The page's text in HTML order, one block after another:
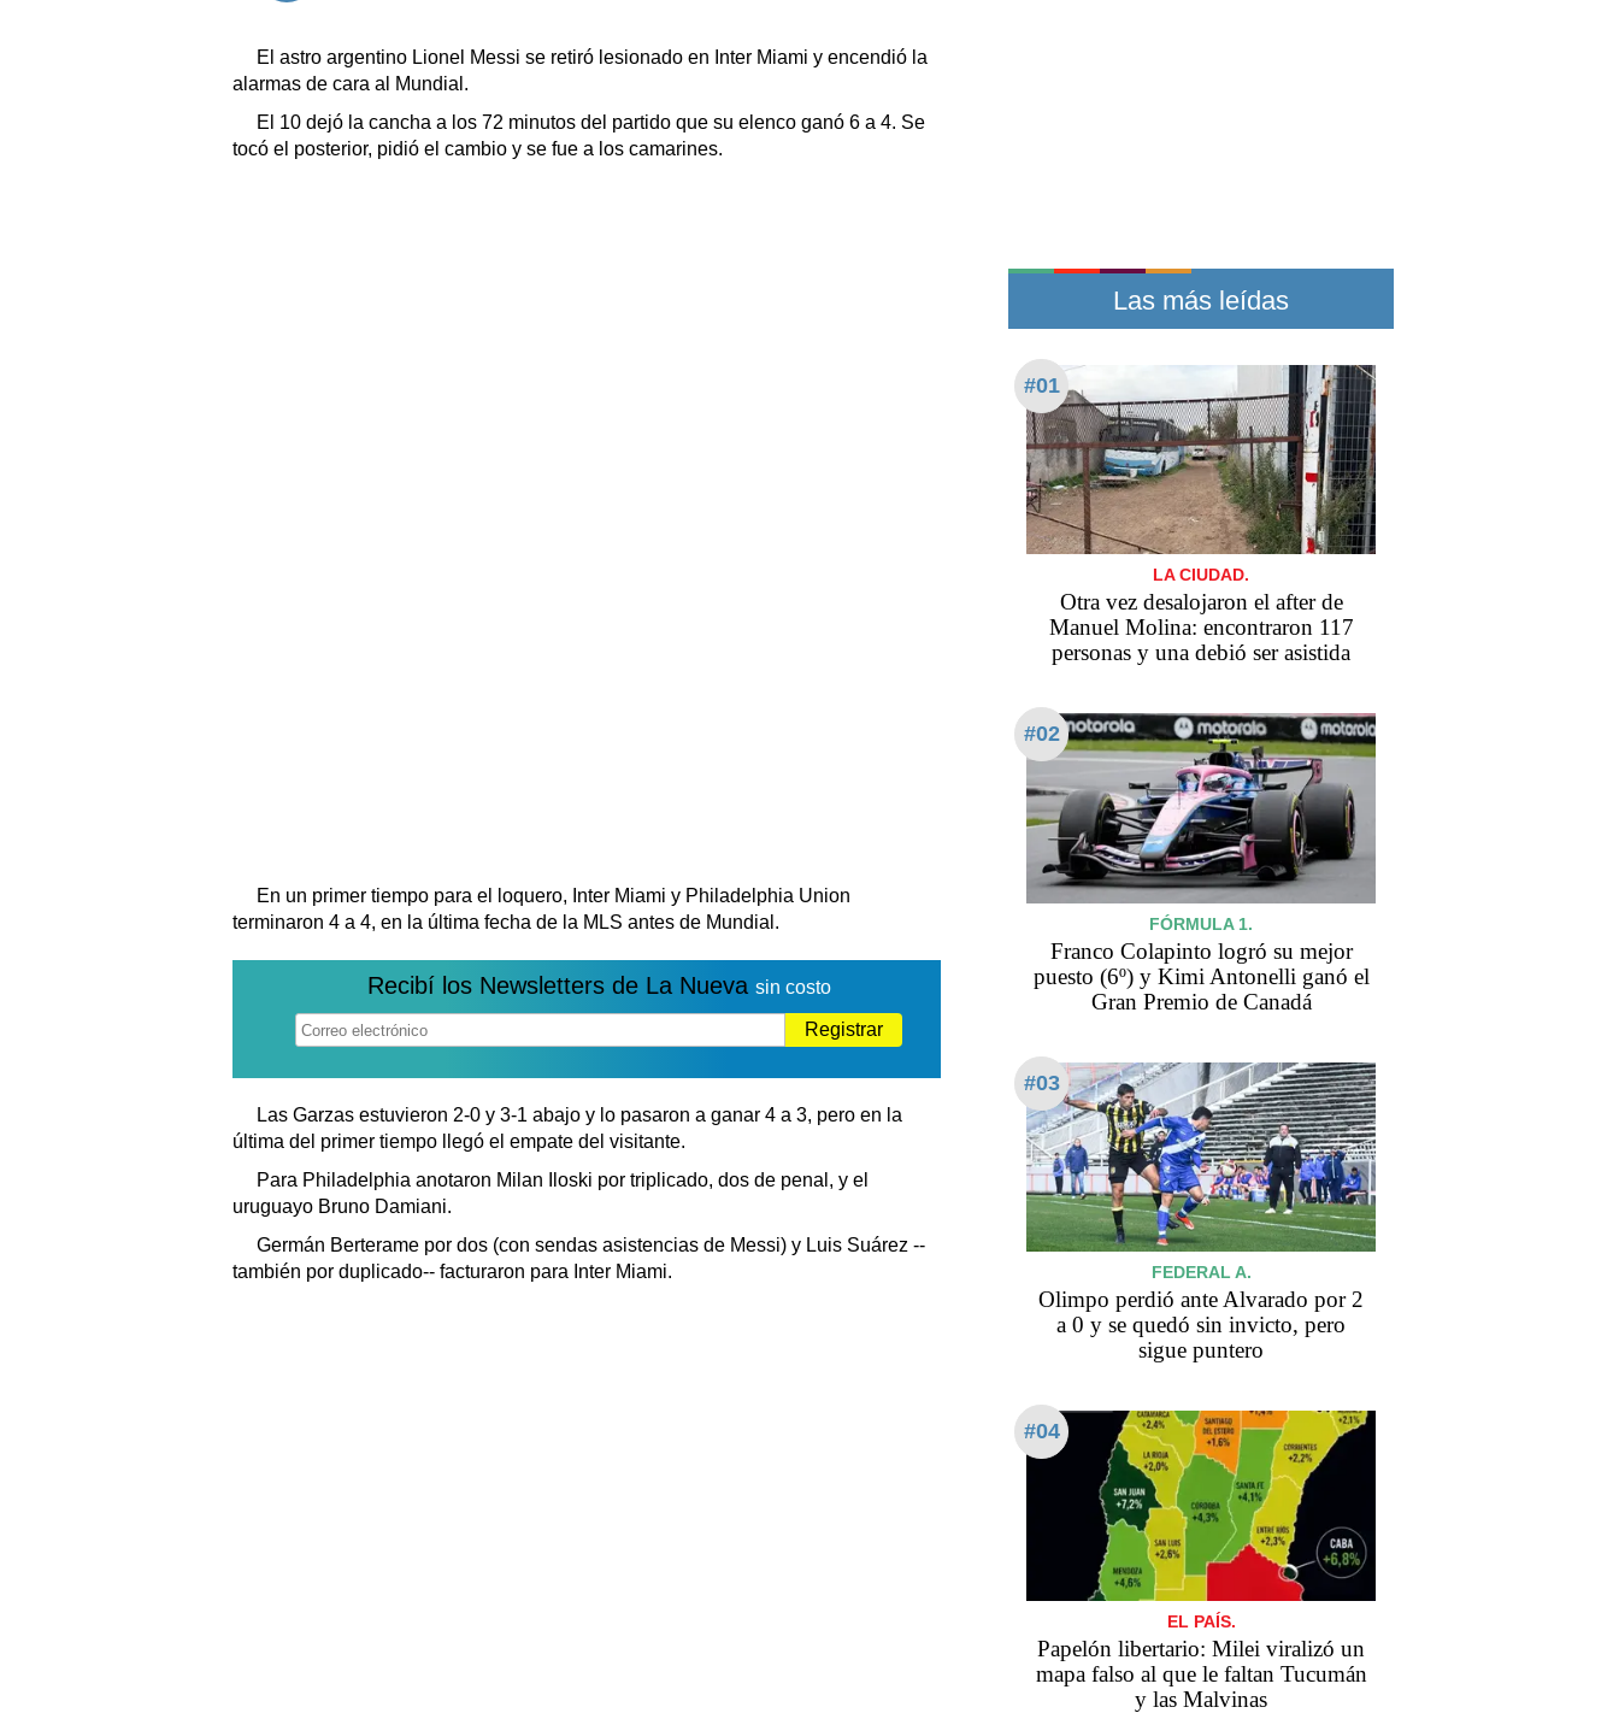
Loterías
Fúnebres
Edictos
El astro argentino Lionel Messi se retiró lesionado en Inter Miami y encendió la
alarmas de cara al Mundial.
El 10 dejó la cancha a los 72 minutos del partido que su elenco ganó 6 a 4. Se
tocó el posterior, pidió el cambio y se fue a los camarines.
En un primer tiempo para el loquero, Inter Miami y Philadelphia Union
terminaron 4 a 4, en la última fecha de la MLS antes de Mundial.
Recibí los Newsletters de La Nueva sin costo
Registrar
Las Garzas estuvieron 2-0 y 3-1 abajo y lo pasaron a ganar 4 a 3, pero en la
última del primer tiempo llegó el empate del visitante.
Para Philadelphia anotaron Milan Iloski por triplicado, dos de penal, y el
uruguayo Bruno Damiani.
Germán Berterame por dos (con sendas asistencias de Messi) y Luis Suárez --
también por duplicado-- facturaron para Inter Miami.
Las más leídas
#01
LA CIUDAD.
Otra vez desalojaron el after de
Manuel Molina: encontraron 117
personas y una debió ser asistida
#02
FÓRMULA 1.
Franco Colapinto logró su mejor
puesto (6º) y Kimi Antonelli ganó el
Gran Premio de Canadá
#03
FEDERAL A.
Olimpo perdió ante Alvarado por 2
a 0 y se quedó sin invicto, pero
sigue puntero
#04
EL PAÍS.
Papelón libertario: Milei viralizó un
mapa falso al que le faltan Tucumán
y las Malvinas